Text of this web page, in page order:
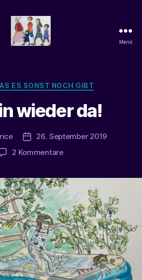
Menü
Kategorien
ES SONST NOCH GIBT
wieder da!
Veröffentlichungsdatum
26. September 2019
2 Kommentarezu
wieder
da!